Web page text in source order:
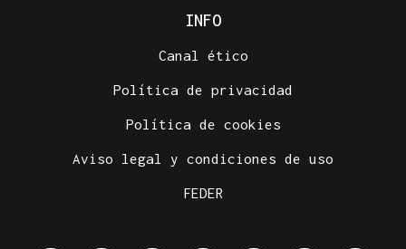
INFO
Canal ético
Política de privacidad
Política de cookies
Aviso legal y condiciones de uso
FEDER